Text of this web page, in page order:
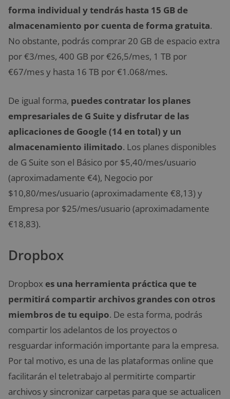
forma individual y tendrás hasta 15 GB de
almacenamiento por cuenta de forma gratuita.
No obstante, podrás comprar 20 GB de espacio extra
por €3/mes, 400 GB por €26,5/mes, 1 TB por
€67/mes y hasta 16 TB por €1.068/mes.
De igual forma, puedes contratar los planes
empresariales de G Suite y disfrutar de las
aplicaciones de Google (14 en total) y un
almacenamiento ilimitado. Los planes disponibles
de G Suite son el Básico por $5,40/mes/usuario
(aproximadamente €4), Negocio por
$10,80/mes/usuario (aproximadamente €8,13) y
Empresa por $25/mes/usuario (aproximadamente
€18,83).
Dropbox
Dropbox es una herramienta práctica que te
permitirá compartir archivos grandes con otros
miembros de tu equipo. De esta forma, podrás
compartir los adelantos de los proyectos o
resguardar información importante para la empresa.
Por tal motivo, es una de las plataformas online que
facilitarán el teletrabajo al permitirte compartir
archivos y sincronizar carpetas para que se actualicen